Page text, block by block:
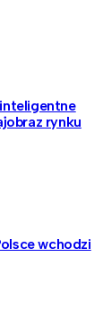
rynku
wchodzi